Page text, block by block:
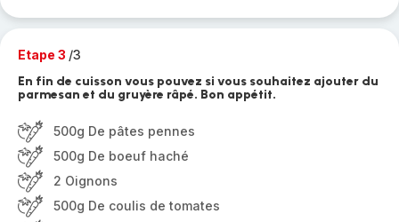
Etape 3 /3
En fin de cuisson vous pouvez si vous souhaitez ajouter du
parmesan et du gruyère râpé. Bon appétit.
500g De pâtes pennes
500g De boeuf haché
2 Oignons
500g De coulis de tomates